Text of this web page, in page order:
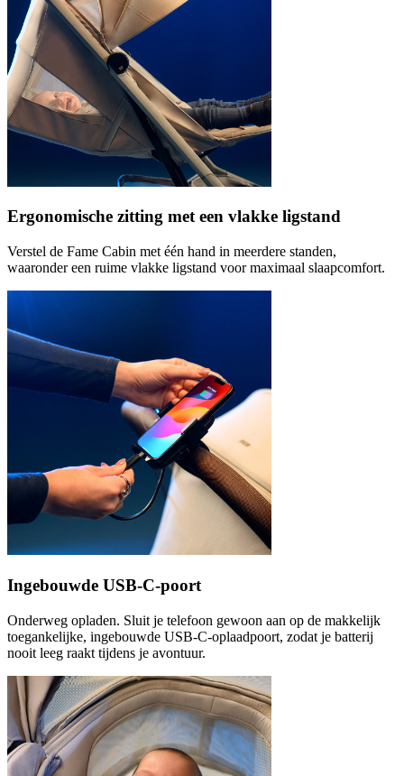
Ergonomische zitting met een vlakke ligstand
Verstel de Fame Cabin met één hand in meerdere standen,
waaronder een ruime vlakke ligstand voor maximaal slaapcomfort.
Ingebouwde USB-C-poort
Onderweg opladen. Sluit je telefoon gewoon aan op de makkelijk
toegankelijke, ingebouwde USB-C-oplaadpoort, zodat je batterij
nooit leeg raakt tijdens je avontuur.